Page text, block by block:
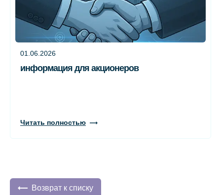
01.06.2026
информация для акционеров
Читать полностью
Возврат к списку